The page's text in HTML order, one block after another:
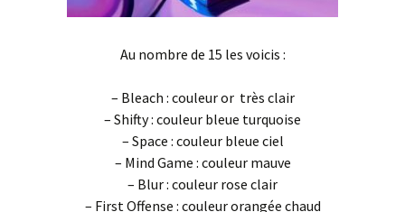
Au nombre de 15 les voicis :
– Bleach : couleur or très clair
– Shifty : couleur bleue turquoise
– Space : couleur bleue ciel
– Mind Game : couleur mauve
– Blur : couleur rose clair
– First Offense : couleur orangée chaud